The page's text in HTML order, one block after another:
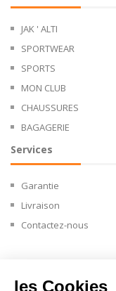
JAK ' ALTI
SPORTWEAR
SPORTS
MON CLUB
CHAUSSURES
BAGAGERIE
Services
Garantie
Livraison
Contactez-nous
les Cookies